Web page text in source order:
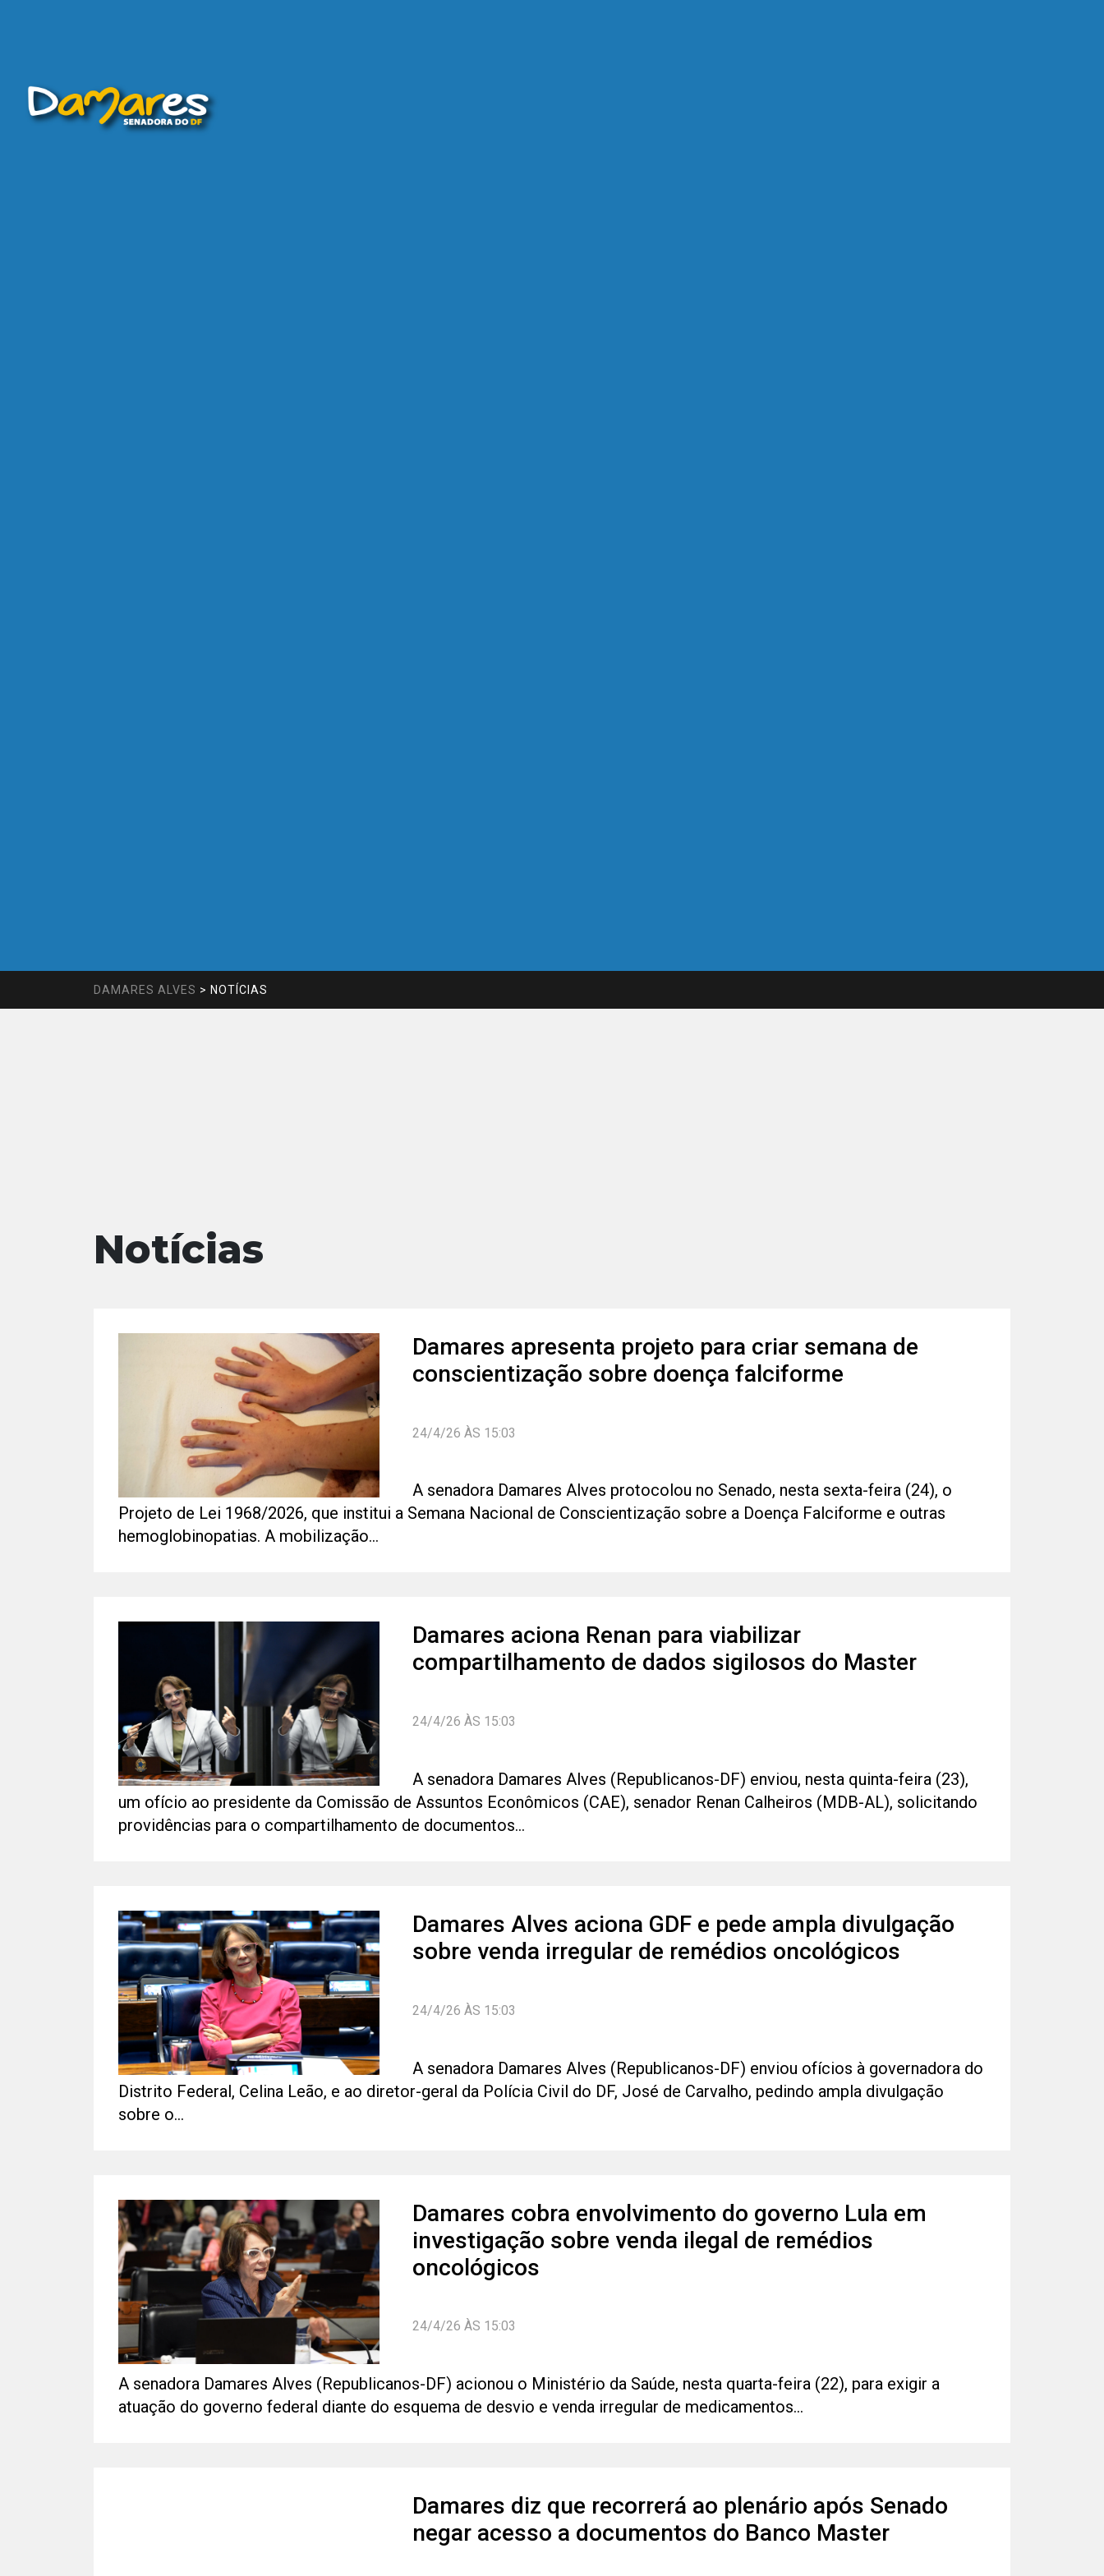
DAMARES ALVES > NOTÍCIAS
Notícias
Damares apresenta projeto para criar semana de
conscientização sobre doença falciforme
24/4/26 ÀS 15:03
A senadora Damares Alves protocolou no Senado, nesta sexta-feira (24), o
Projeto de Lei 1968/2026, que institui a Semana Nacional de Conscientização sobre a Doença Falciforme e outras
hemoglobinopatias. A mobilização...
Damares aciona Renan para viabilizar
compartilhamento de dados sigilosos do Master
24/4/26 ÀS 15:03
A senadora Damares Alves (Republicanos-DF) enviou, nesta quinta-feira (23),
um ofício ao presidente da Comissão de Assuntos Econômicos (CAE), senador Renan Calheiros (MDB-AL), solicitando
providências para o compartilhamento de documentos...
Damares Alves aciona GDF e pede ampla divulgação
sobre venda irregular de remédios oncológicos
24/4/26 ÀS 15:03
A senadora Damares Alves (Republicanos-DF) enviou ofícios à governadora do
Distrito Federal, Celina Leão, e ao diretor-geral da Polícia Civil do DF, José de Carvalho, pedindo ampla divulgação
sobre o...
Damares cobra envolvimento do governo Lula em
investigação sobre venda ilegal de remédios
oncológicos
24/4/26 ÀS 15:03
A senadora Damares Alves (Republicanos-DF) acionou o Ministério da Saúde, nesta quarta-feira (22), para exigir a
atuação do governo federal diante do esquema de desvio e venda irregular de medicamentos...
Damares diz que recorrerá ao plenário após Senado
negar acesso a documentos do Banco Master